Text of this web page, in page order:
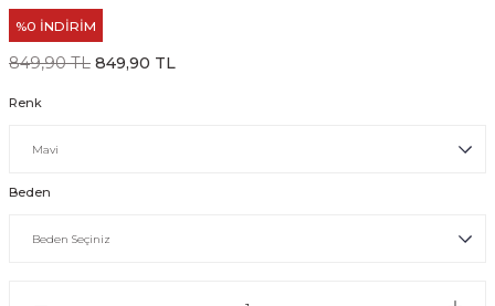
%0 İNDİRİM
849,90 TL 849,90 TL
Renk
Beden